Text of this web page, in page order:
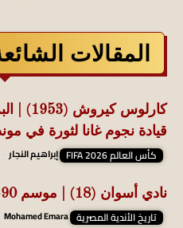
المقالات
كارلوس
قيادة نجوم غانا لثورة في
كأس العالم FIFA 2026 إبراهيم النجار
نادي أسوان (18) | موسم 90-1991
تاريخ الأندية المصرية Mohamed Emara